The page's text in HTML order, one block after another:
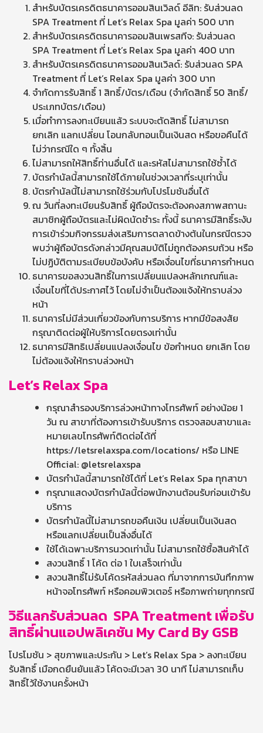
สำหรับบัตรเครดิตธนาคารออมสินเวิลด์ อีลิท: รับส่วนลด
SPA Treatment ที่ Let’s Relax Spa มูลค่า 500 บาท
สำหรับบัตรเครดิตธนาคารออมสินเพรสทีจ: รับส่วนลด
SPA Treatment ที่ Let’s Relax Spa มูลค่า 400 บาท
สำหรับบัตรเครดิตธนาคารออมสินเวิลด์: รับส่วนลด SPA
Treatment ที่ Let’s Relax Spa มูลค่า 300 บาท
จำกัดการรับสิทธิ์ 1 สิทธิ์/บัตร/เดือน (จำกัดสิทธิ์ 50 สิทธิ์/
ประเภทบัตร/เดือน)
เมื่อทำการลงทะเบียนแล้ว ระบบจะตัดสิทธิ์ ไม่สามารถ
ยกเลิก แลกเปลี่ยน โอนกลับทอนเป็นเงินสด หรือขอคืนได้
ไม่ว่ากรณีใด ๆ ทั้งสิ้น
ไม่สามารถให้สิทธิ์ท่านอื่นได้ และรหัสไม่สามารถใช้ซ้ำได้
บัตรกำนัลนี้สามารถใช้ได้ภายในช่วงเวลาที่ระบุเท่านั้น
บัตรกำนัลนี้ไม่สามารถใช้ร่วมกับโปรโมชันอื่นได้
ณ วันที่ลงทะเบียนรับสิทธิ์ ผู้ถือบัตรจะต้องคงสภาพสถานะ
สมาชิกผู้ถือบัตรและไม่ผิดนัดชำระ ทั้งนี้ ธนาคารมีสิทธิ์ระงับ
การเข้าร่วมกิจกรรมส่งเสริมการตลาดข้างต้นในกรณีตรวจ
พบว่าผู้ถือบัตรดังกล่าวมีคุณสมบัติไม่ถูกต้องครบถ้วน หรือ
ไม่ปฏิบัติตามระเบียบข้อบังคับ หรือเงื่อนไขที่ธนาคารกำหนด
ธนาคารขอสงวนสิทธิ์ในการเปลี่ยนแปลงหลักเกณฑ์และ
เงื่อนไขที่ได้ประกาศไว้ โดยไม่จำเป็นต้องแจ้งให้ทราบล่วง
หน้า
ธนาคารไม่มีส่วนเกี่ยวข้องกับการบริการ หากมีข้อสงสัย
กรุณาติดต่อผู้ให้บริการโดยตรงเท่านั้น
ธนาคารมีสิทธิเปลี่ยนแปลงเงื่อนไข ข้อกำหนด ยกเลิก โดย
ไม่ต้องแจ้งให้ทราบล่วงหน้า
Let’s Relax Spa
กรุณาสำรองบริการล่วงหน้าทางโทรศัพท์ อย่างน้อย 1
วัน ณ สาขาที่ต้องการเข้ารับบริการ ตรวจสอบสาขาและ
หมายเลขโทรศัพท์ติดต่อได้ที่
https://letsrelaxspa.com/locations/ หรือ LINE
Official: @letsrelaxspa
บัตรกำนัลนี้สามารถใช้ได้ที่ Let’s Relax Spa ทุกสาขา
กรุณาแสดงบัตรกำนัลนี้ต่อพนักงานต้อนรับก่อนเข้ารับ
บริการ
บัตรกำนัลนี้ไม่สามารถขอคืนเงิน เปลี่ยนเป็นเงินสด
หรือแลกเปลี่ยนเป็นสิ่งอื่นได้
ใช้ได้เฉพาะบริการนวดเท่านั้น ไม่สามารถใช้ซื้อสินค้าได้
สงวนสิทธิ์ 1 โค้ด ต่อ 1 ใบเสร็จเท่านั้น
สงวนสิทธิ์ไม่รับโค้ดรหัสส่วนลด ที่มาจากการบันทึกภาพ
หน้าจอโทรศัพท์ หรือคอมพิวเตอร์ หรือภาพถ่ายทุกกรณี
วิธีแลกรับส่วนลด SPA Treatment เพื่อรับ
สิทธิ์ผ่านแอปพลิเคชัน My Card By GSB
โปรโมชัน > สุขภาพและประกัน > Let’s Relax Spa > ลงทะเบียน
รับสิทธิ์เมือกดยืนยันแล้ว โค้ดจะมีเวลา 30 นาที ไม่สามารถเก็บ
สิทธิ์ไว้ใช้งานครั้งหน้า